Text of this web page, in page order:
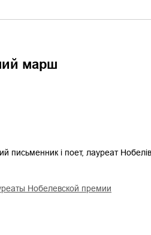
марш
і поет, лауреат
Нобелевской премии